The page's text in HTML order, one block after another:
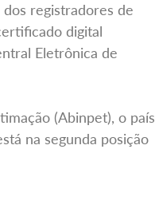
registradores de
digital
Eletrônica de
(Abinpet), o país
na segunda posição